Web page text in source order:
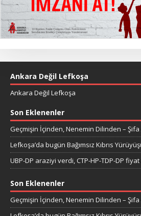
Ankara Değil Lefkoşa
Ankara Değil Lefkoşa
Son Eklenenler
Geçmişin İçinden, Nenemin Dilinden – Şifa
Lefkoşa’da bugün Bağımsız Kıbrıs
UBP-DP araziyi verdi, CTP-HP-TDP-DP
Son Eklenenler
Geçmişin İçinden, Nenemin Dilinden – Şifa